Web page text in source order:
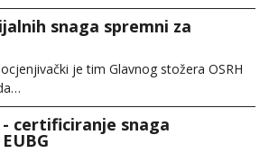
snaga spremni za
je tim Glavnog stožera OSRH
- certificiranje snaga